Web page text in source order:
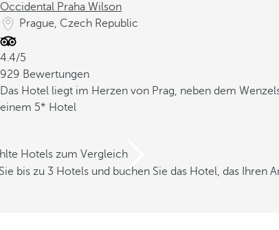
Occidental Praha Wilson
Prague, Czech Republic
4.4/5
929 Bewertungen
Das Hotel liegt im Herzen von Prag, neben dem
einem 5* Hotel
Hotels zum Vergleich
bis zu 3 Hotels und buchen Sie das Hotel, das Ihren